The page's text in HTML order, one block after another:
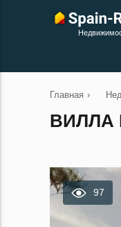
Главная ›
ВИЛЛА
97